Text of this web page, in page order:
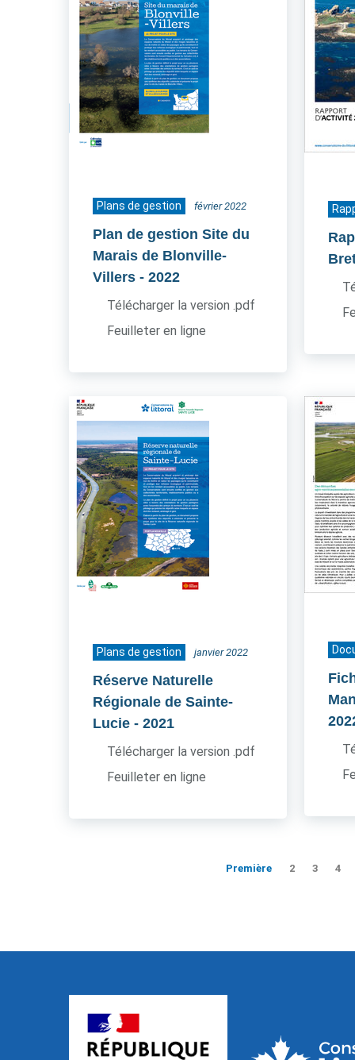
Plans de gestion février 2022
Plan de gestion Site du
Marais de Blonville-
Villers - 2022
Télécharger la version .pdf
Feuilleter en ligne
Plans de gestion janvier 2022
Réserve Naturelle
Régionale de Sainte-
Lucie - 2021
Télécharger la version .pdf
Feuilleter en ligne
Première 2 3 4